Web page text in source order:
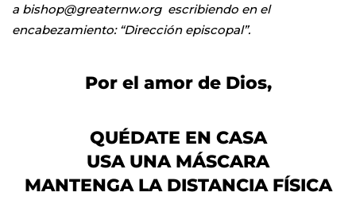
a bishop@greaternw.org escribiendo en el
encabezamiento: “Dirección episcopal”.
Por el amor de Dios,
QUÉDATE EN CASA
USA UNA MÁSCARA
MANTENGA LA DISTANCIA FÍSICA